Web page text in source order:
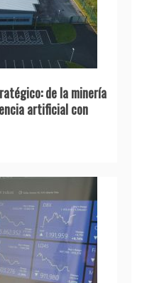
de la minería
artificial con